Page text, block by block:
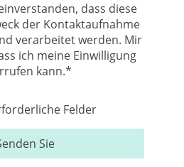
dass diese
der Kontaktaufnahme
verarbeitet werden. Mir
ich meine Einwilligung
kann.*
Felder
Sie